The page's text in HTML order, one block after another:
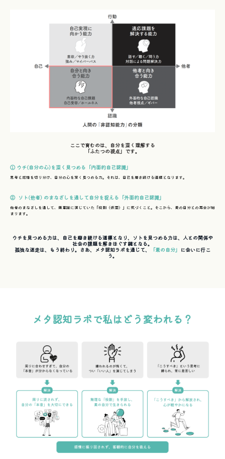
ここで育むのは、自分を深く理解する
「ふたつの視点」です。
① ウチ(自分の心)を深く見つめる「内面的自己認識」
思考と感情を切り分け、自分の心を深く見つめる力。それは、自己を磨き続ける道標となります。
② ソト(他者) のまなざしを通して自分を捉える「外面的自己認識」
他者のまなざしを通して、無意識に演じていた「役割（仮面）」に気づくこと。そこから、素の自分との再会が始
まります。
ウチを見つめる力は、自己を磨き続ける道標となり、ソトを見つめる力は、人との関係や
社会の課題を解きほぐす鍵となる。
孤独な迷走は、もう終わり。さあ、メタ認知ラボを通じて、
「素の自分」 に会いに行こ
う。
メタ認知ラボで私はどう変われる？